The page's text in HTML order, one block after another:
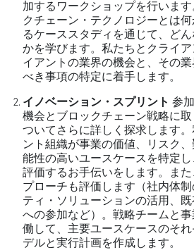
加するワークショップを行いま
クチェーン・テクノロジーとは
るケーススタディを通じて、ど
かを学びます。私たちとクライ
イアントの業界の機会と、その
べき事項の特定に着手します。
イノベーション・スプリント 参
機会とブロックチェーン戦略に
ついてさらに詳しく探求します
ント組織が事業の価値、リスク
能性の高いユースケースを特定し
評価するお手伝いをします。ま
プローチも評価します（社内体
ティ・ソリューションの活用、
への参加など）。戦略チームと
働して、主要ユースケースのそ
デルと実行計画を作成します。